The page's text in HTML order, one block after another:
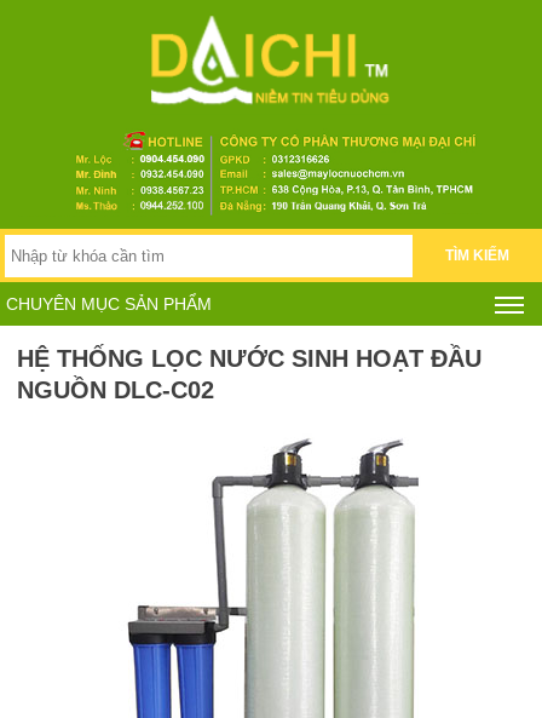
TÌM KIẾM
CHUYÊN MỤC SẢN PHẨM
HỆ THỐNG LỌC NƯỚC SINH HOẠT ĐẦU
NGUỒN DLC-C02